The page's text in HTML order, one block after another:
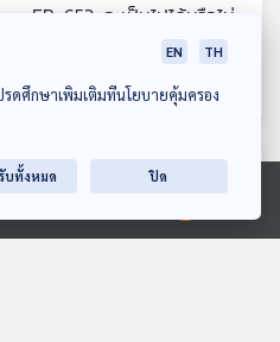
แห่งประเทศไทย
EP. 653: จะเป็นไปได้หรือไม่
หากชูให้ไทยเป็นศูนย์กลาง
สุขภาพระดับโลก (Wellness
Complex)
EN TH
รดศึกษาเพิ่มเติมที่นโยบายคุ้มครอง
บทั้งหมด ปิด